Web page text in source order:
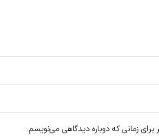
زمانی که دوباره دیدگاهی می‌نویسم.